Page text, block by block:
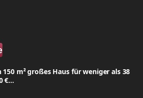
150 m² großes Haus für weniger als 38
€...